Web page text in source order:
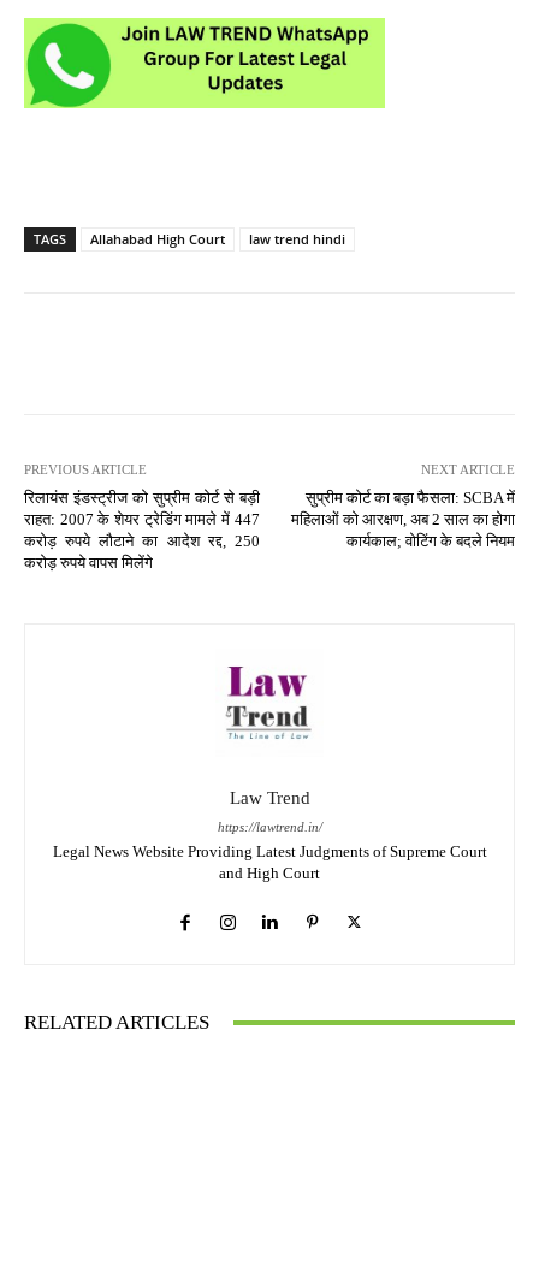
TAGS Allahabad High Court law trend hindi
PREVIOUS ARTICLE
रिलायंस इंडस्ट्रीज को सुप्रीम कोर्ट से बड़ी
राहत: 2007 के शेयर ट्रेडिंग मामले में 447
करोड़ रुपये लौटाने का आदेश रद्द, 250
करोड़ रुपये वापस मिलेंगे
NEXT ARTICLE
सुप्रीम कोर्ट का बड़ा फैसला: SCBA में
महिलाओं को आरक्षण, अब 2 साल का होगा
कार्यकाल; वोटिंग के बदले नियम
Law Trend
https://lawtrend.in/
Legal News Website Providing Latest Judgments of Supreme Court
and High Court
RELATED ARTICLES